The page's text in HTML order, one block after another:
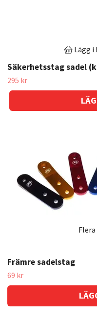
Lägg i
Säkerhetsstag sadel
295 kr
Flera
Främre sadelstag
69 kr